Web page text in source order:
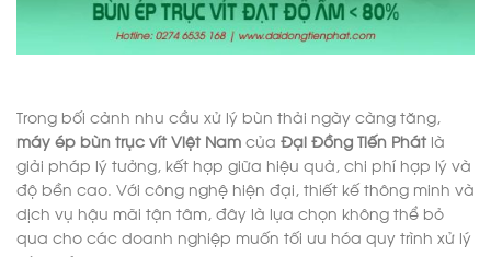
Trong bối cảnh nhu cầu xử lý bùn thải ngày càng tăng,
máy ép bùn trục vít Việt Namcủa Đại Đồng Tiến Phát là
giải pháp lý tưởng, kết hợp giữa hiệu quả, chi phí hợp lý và
độ bền cao. Với công nghệ hiện đại, thiết kế thông minh và
dịch vụ hậu mãi tận tâm, đây là lựa chọn không thể bỏ
qua cho các doanh nghiệp muốn tối ưu hóa quy trình xử lý